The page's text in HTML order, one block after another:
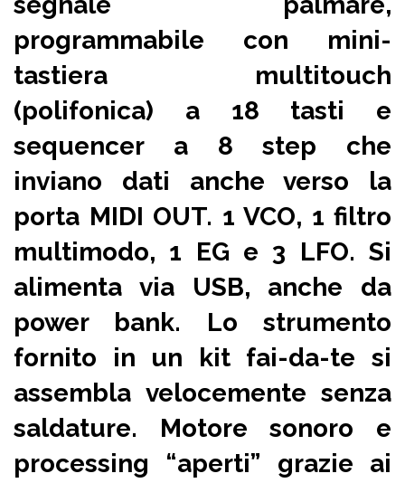
programmabile con mini-
tastiera multitouch
(polifonica) a 18 tasti e
sequencer a 8 step che
inviano dati anche verso la
porta MIDI OUT. 1 VCO, 1 filtro
multimodo, 1 EG e 3 LFO. Si
alimenta via USB, anche da
power bank. Lo strumento
fornito in un kit fai-da-te si
assembla velocemente senza
saldature. Motore sonoro e
processing “aperti” grazie ai